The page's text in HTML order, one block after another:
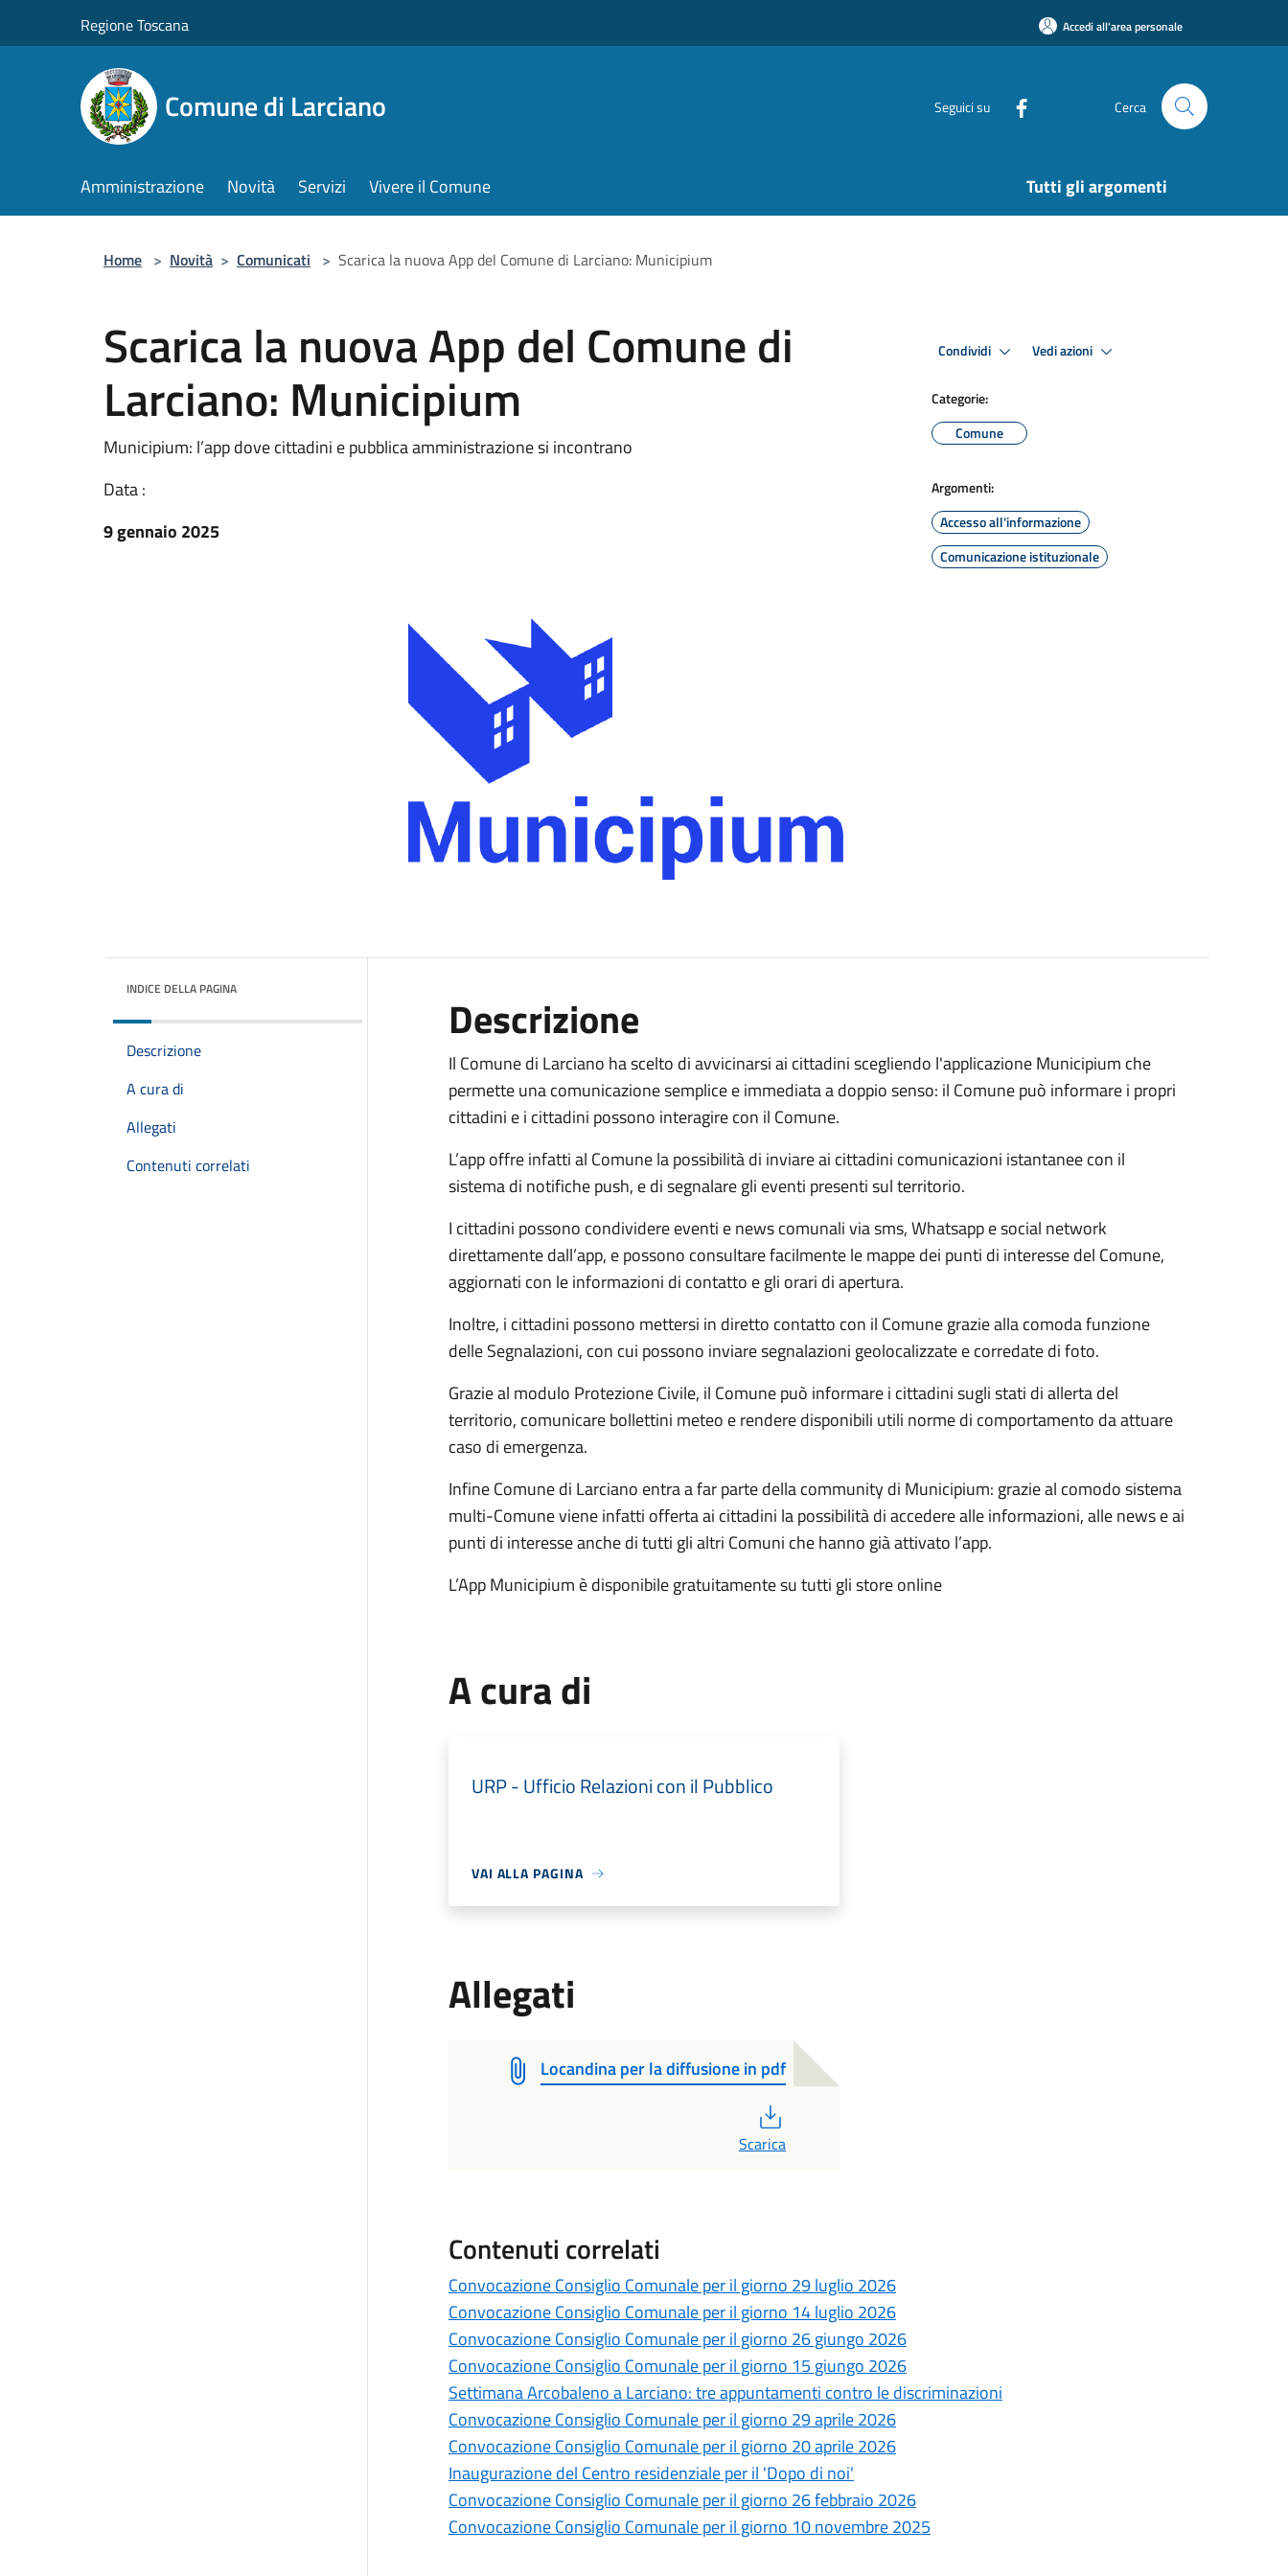
Regione Toscana Accedi all'area personale
Comune di Larciano Seguici su Cerca
Amministrazione Novità Servizi Vivere il Comune Tutti gli argomenti
Home > Novità > Comunicati > Scarica la nuova App del Comune di Larciano: Municipium
Scarica la nuova App del Comune di
Larciano: Municipium
Municipium: l’app dove cittadini e pubblica amministrazione si incontrano
Data :
9 gennaio 2025
Condividi Vedi azioni
Categorie:
Comune
Argomenti:
Accesso all'informazione
Comunicazione istituzionale
INDICE DELLA PAGINA
Descrizione
A cura di
Allegati
Contenuti correlati
Descrizione
Il Comune di Larciano ha scelto di avvicinarsi ai cittadini scegliendo l'applicazione Municipium che
permette una comunicazione semplice e immediata a doppio senso: il Comune può informare i propri
cittadini e i cittadini possono interagire con il Comune.
L’app offre infatti al Comune la possibilità di inviare ai cittadini comunicazioni istantanee con il
sistema di notifiche push, e di segnalare gli eventi presenti sul territorio.
I cittadini possono condividere eventi e news comunali via sms, Whatsapp e social network
direttamente dall’app, e possono consultare facilmente le mappe dei punti di interesse del Comune,
aggiornati con le informazioni di contatto e gli orari di apertura.
Inoltre, i cittadini possono mettersi in diretto contatto con il Comune grazie alla comoda funzione
delle Segnalazioni, con cui possono inviare segnalazioni geolocalizzate e corredate di foto.
Grazie al modulo Protezione Civile, il Comune può informare i cittadini sugli stati di allerta del
territorio, comunicare bollettini meteo e rendere disponibili utili norme di comportamento da attuare
caso di emergenza.
Infine Comune di Larciano entra a far parte della community di Municipium: grazie al comodo sistema
multi-Comune viene infatti offerta ai cittadini la possibilità di accedere alle informazioni, alle news e ai
punti di interesse anche di tutti gli altri Comuni che hanno già attivato l’app.
L’App Municipium è disponibile gratuitamente su tutti gli store online
A cura di
URP - Ufficio Relazioni con il Pubblico
VAI ALLA PAGINA
Allegati
Locandina per la diffusione in pdf
Scarica
Contenuti correlati
Convocazione Consiglio Comunale per il giorno 29 luglio 2026
Convocazione Consiglio Comunale per il giorno 14 luglio 2026
Convocazione Consiglio Comunale per il giorno 26 giungo 2026
Convocazione Consiglio Comunale per il giorno 15 giungo 2026
Settimana Arcobaleno a Larciano: tre appuntamenti contro le discriminazioni
Convocazione Consiglio Comunale per il giorno 29 aprile 2026
Convocazione Consiglio Comunale per il giorno 20 aprile 2026
Inaugurazione del Centro residenziale per il 'Dopo di noi'
Convocazione Consiglio Comunale per il giorno 26 febbraio 2026
Convocazione Consiglio Comunale per il giorno 10 novembre 2025